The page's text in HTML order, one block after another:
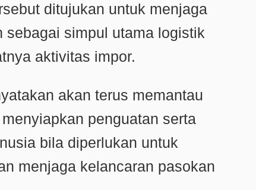
ditujukan untuk menjaga
sebagai simpul utama logistik
aktivitas impor.
akan terus memantau
penguatan serta
bila diperlukan untuk
menjaga kelancaran pasokan